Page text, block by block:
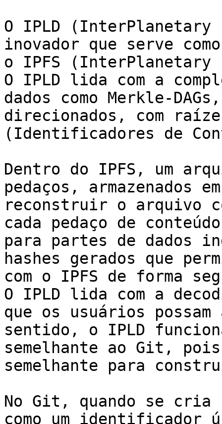
O IPLD (InterPlanetary
inovador que serve
o IPFS
O IPLD lida com a
dados como Merkle-
direcionados, com
(Identificadores de
Dentro do IPFS, um
pedaços, armazenados
reconstruir o arquivo
cada pedaço de
para partes de dados
hashes gerados que
com o IPFS de forma
O IPLD lida com a
que os usuários
sentido, o IPLD
semelhante ao Git,
semelhante para
No Git, quando se cria
como um identificador